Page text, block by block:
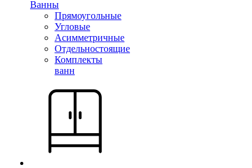
Ванны
Прямоугольные
Угловые
Асимметричные
Отдельностоящие
Комплекты
ванн